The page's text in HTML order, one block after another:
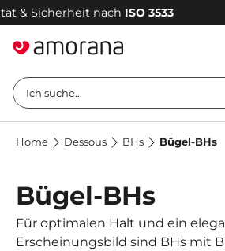
Sicherheit nachISO 3533
Ich suche...
Home Dessous BHs Bügel-BHs
Bügel-BHs
Für optimalen Halt und ein
Erscheinungsbild sind BHs mit